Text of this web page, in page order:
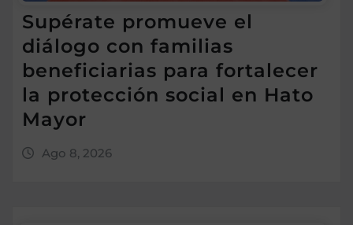
Supérate promueve el
diálogo con familias
beneficiarias para fortalecer
la protección social en Hato
Mayor
Ago 8, 2026